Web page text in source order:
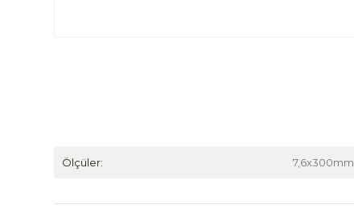
Ölçüler: 7,6x300mm